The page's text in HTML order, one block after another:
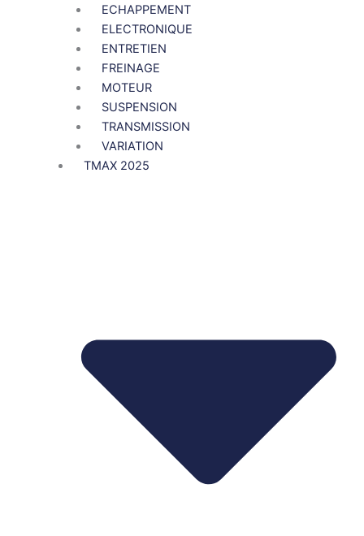
ECHAPPEMENT
ELECTRONIQUE
ENTRETIEN
FREINAGE
MOTEUR
SUSPENSION
TRANSMISSION
VARIATION
TMAX 2025